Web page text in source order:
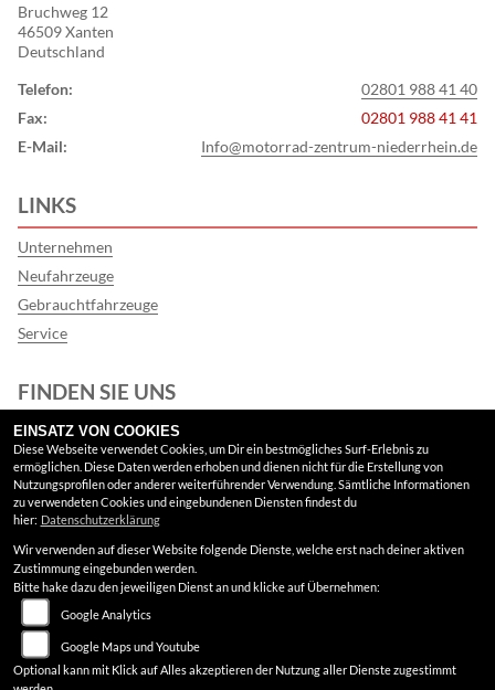
Bruchweg 12
46509 Xanten
Deutschland
Telefon:
02801 988 41 40
Fax:
02801 988 41 41
E-Mail:
Info@motorrad-zentrum-niederrhein.de
LINKS
Unternehmen
Neufahrzeuge
Gebrauchtfahrzeuge
Service
FINDEN SIE UNS
Facebook
Google Maps
RECHTLICHES
AGB
Impressum
Datenschutz
EINSATZ VON COOKIES
Diese Webseite verwendet Cookies, um Dir ein bestmögliches Surf-Erlebnis zu
ermöglichen. Diese Daten werden erhoben und dienen nicht für die Erstellung von
Nutzungsprofilen oder anderer weiterführender Verwendung. Sämtliche Informationen
zu verwendeten Cookies und eingebundenen Diensten findest du
hier: Datenschutzerklärung
Wir verwenden auf dieser Website folgende Dienste, welche erst nach deiner aktiven
Zustimmung eingebunden werden.
Bitte hake dazu den jeweiligen Dienst an und klicke auf Übernehmen:
Google Analytics
Google Maps und Youtube
Optional kann mit Klick auf Alles akzeptieren der Nutzung aller Dienste zugestimmt